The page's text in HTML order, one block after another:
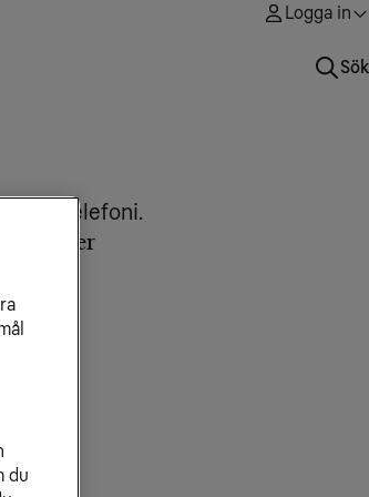
Logga in
Sök
mobiltelefoni.
du